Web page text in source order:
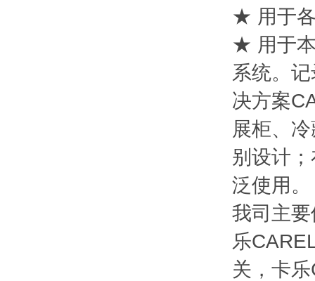
★ 用于
★ 用于
系统。
决方案
展柜、
别设计
泛使用。
我司主
乐
关，卡